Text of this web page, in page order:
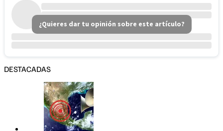
¿Quieres dar tu opinión sobre este artículo?
DESTACADAS